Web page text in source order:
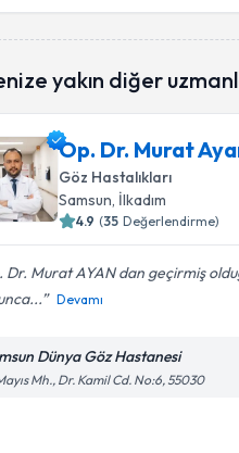
yakın diğer
Op. Dr. Murat
Göz Hastalıkları
Samsun, İlkadım
4.9 (35 Değerlendirme)
Dr. Murat AYAN dan geçirmiş
Devamı
Dünya Göz Hastanesi
Mh., Dr. Kamil Cd. No:6, 55030